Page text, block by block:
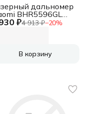
₽4 913 ₽−20%
дальномер
BHR5596GL
680нм цв.луч.
В корзину